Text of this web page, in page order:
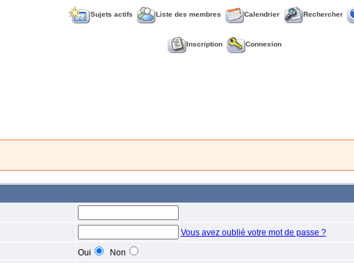
Sujets actifs Liste des membres Calendrier Rechercher
Inscription Connexion
Vous avez oublié votre mot de passe ?
Oui
Non